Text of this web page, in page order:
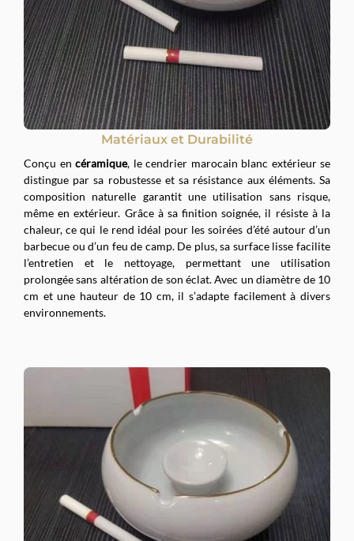
Matériaux et Durabilité
Conçu en céramique, le cendrier marocain blanc extérieur se
distingue par sa robustesse et sa résistance aux éléments. Sa
composition naturelle garantit une utilisation sans risque,
même en extérieur. Grâce à sa finition soignée, il résiste à la
chaleur, ce qui le rend idéal pour les soirées d’été autour d’un
barbecue ou d’un feu de camp. De plus, sa surface lisse facilite
l’entretien et le nettoyage, permettant une utilisation
prolongée sans altération de son éclat. Avec un diamètre de 10
cm et une hauteur de 10 cm, il s’adapte facilement à divers
environnements.